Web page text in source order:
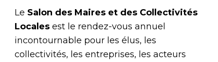
Le Salon des Maires et des Collectivités
Locales est le rendez-vous annuel
incontournable pour les élus, les
collectivités, les entreprises, les acteurs